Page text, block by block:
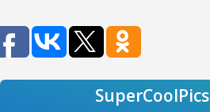
SuperCoolPics